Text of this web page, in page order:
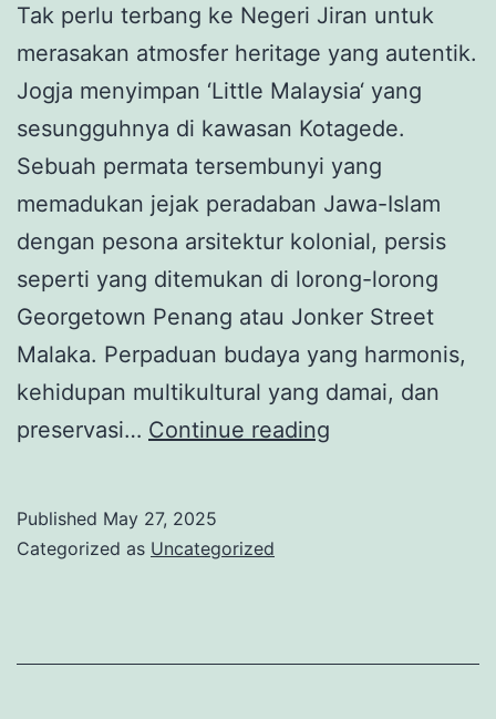
Tak perlu terbang ke Negeri Jiran untuk
merasakan atmosfer heritage yang autentik.
Jogja menyimpan ‘Little Malaysia‘ yang
sesungguhnya di kawasan Kotagede.
Sebuah permata tersembunyi yang
memadukan jejak peradaban Jawa-Islam
dengan pesona arsitektur kolonial, persis
seperti yang ditemukan di lorong-lorong
Georgetown Penang atau Jonker Street
Malaka. Perpaduan budaya yang harmonis,
kehidupan multikultural yang damai, dan
preservasi… Continue reading
Published May 27, 2025
Categorized as Uncategorized